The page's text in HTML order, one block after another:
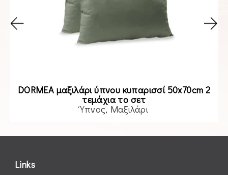
Read more
DORMEA μαξιλάρι ύπνου κυπαρισσί 50x70cm 2
τεμάχια το σετ
Ύπνος Μαξιλάρι
Links